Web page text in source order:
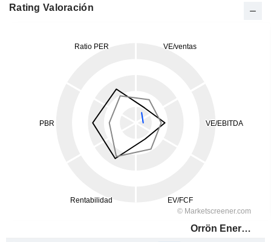
Rating Valoración
Orrön Energy AB